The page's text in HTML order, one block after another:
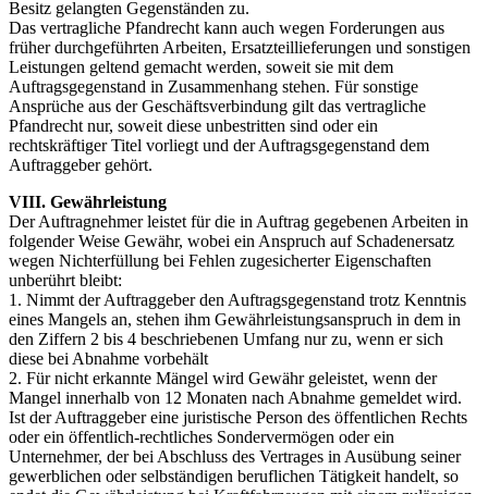
Besitz gelangten Gegenständen zu.
Das vertragliche Pfandrecht kann auch wegen Forderungen aus
früher durchgeführten Arbeiten, Ersatzteillieferungen und sonstigen
Leistungen geltend gemacht werden, soweit sie mit dem
Auftragsgegenstand in Zusammenhang stehen. Für sonstige
Ansprüche aus der Geschäftsverbindung gilt das vertragliche
Pfandrecht nur, soweit diese unbestritten sind oder ein
rechtskräftiger Titel vorliegt und der Auftragsgegenstand dem
Auftraggeber gehört.
VIII. Gewährleistung
Der Auftragnehmer leistet für die in Auftrag gegebenen Arbeiten in
folgender Weise Gewähr, wobei ein Anspruch auf Schadenersatz
wegen Nichterfüllung bei Fehlen zugesicherter Eigenschaften
unberührt bleibt:
1. Nimmt der Auftraggeber den Auftragsgegenstand trotz Kenntnis
eines Mangels an, stehen ihm Gewährleistungsanspruch in dem in
den Ziffern 2 bis 4 beschriebenen Umfang nur zu, wenn er sich
diese bei Abnahme vorbehält
2. Für nicht erkannte Mängel wird Gewähr geleistet, wenn der
Mangel innerhalb von 12 Monaten nach Abnahme gemeldet wird.
Ist der Auftraggeber eine juristische Person des öffentlichen Rechts
oder ein öffentlich-rechtliches Sondervermögen oder ein
Unternehmer, der bei Abschluss des Vertrages in Ausübung seiner
gewerblichen oder selbständigen beruflichen Tätigkeit handelt, so